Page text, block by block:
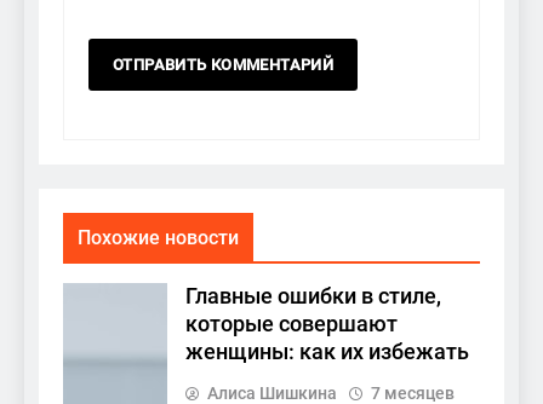
Похожие новости
Главные ошибки в стиле,
которые совершают
женщины: как их избежать
Алиса Шишкина
7 месяцев